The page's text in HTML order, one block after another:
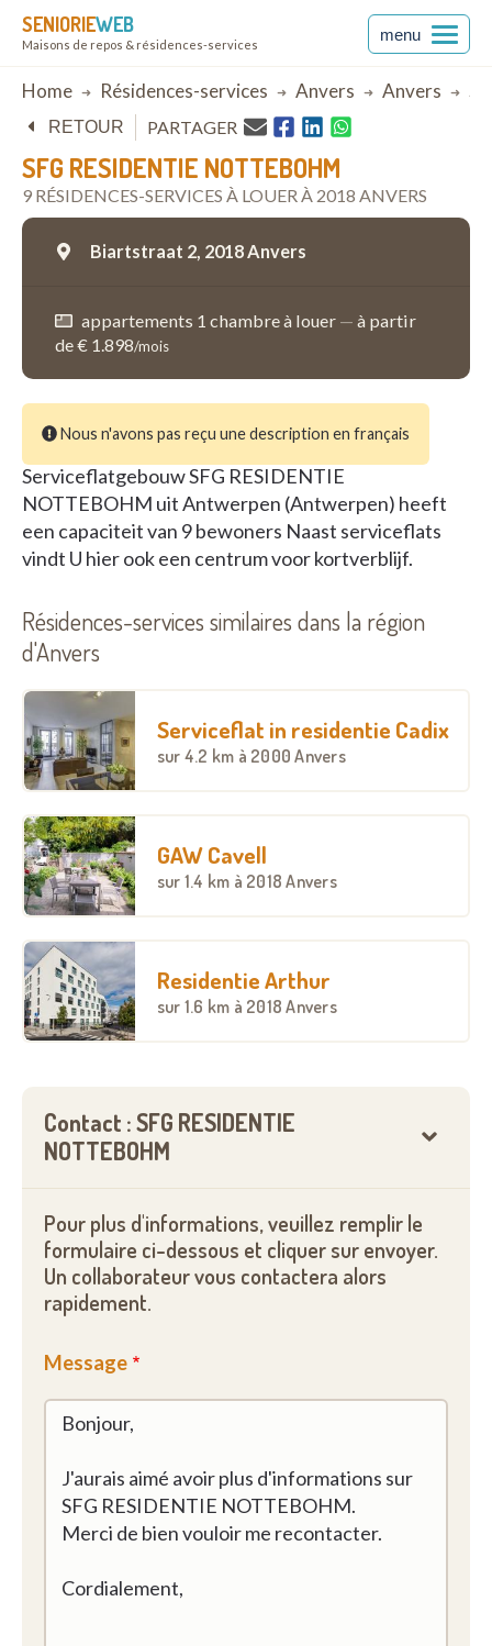
SENIORIEWEB
Maisons de repos & résidences-services
menu
Breadcrumb
Home Résidences-services Anvers Anvers
SFG RESIDENTIE NOTTEBOHM
9 RÉSIDENCES-SERVICES À LOUER À 2018 ANVERS
RETOUR PARTAGER
Biartstraat 2, 2018 Anvers
appartements 1 chambre à louer — à partir
de € 1.898/mois
Nous n'avons pas reçu une description en français
Serviceflatgebouw SFG RESIDENTIE
NOTTEBOHM uit Antwerpen (Antwerpen) heeft
een capaciteit van 9 bewoners Naast serviceflats
vindt U hier ook een centrum voor kortverblijf.
Résidences-services similaires dans la région
d'Anvers
Serviceflat in residentie Cadix
sur 4.2 km à 2000 Anvers
GAW Cavell
sur 1.4 km à 2018 Anvers
Residentie Arthur
sur 1.6 km à 2018 Anvers
Contact : SFG RESIDENTIE
NOTTEBOHM
Pour plus d'informations, veuillez remplir le
formulaire ci-dessous et cliquer sur envoyer.
Un collaborateur vous contactera alors
rapidement.
Message